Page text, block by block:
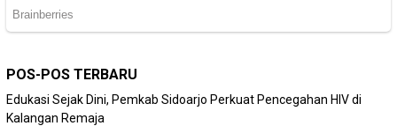
POS-POS TERBARU
Edukasi Sejak Dini, Pemkab Sidoarjo Perkuat Pencegahan HIV di
Kalangan Remaja